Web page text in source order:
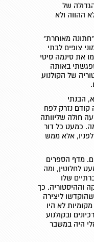
של
ההווה ולא
מאוחרת"
צופים לבתי
את סינמה סיטי
באותה
של הקולנוע
הבנתי
נזרק לפח
חולה שליוותה
כמעט כל דור
אלא ממש
מדף הספרים
לחלוטין, ומה
שלו
וההיסטוריה. כך
ליצירה
לא היו
ובקולנוע
היה במשבר